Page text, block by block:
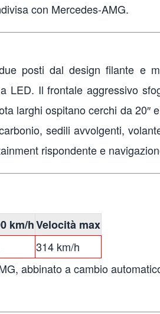
con Mercedes-AMG.
posti dal design filante e
LED. Il frontale aggressivo
larghi ospitano cerchi da 20″
sedili avvolgenti,
rispondente e
km/hVelocità max
314 km/h
abbinato a cambio